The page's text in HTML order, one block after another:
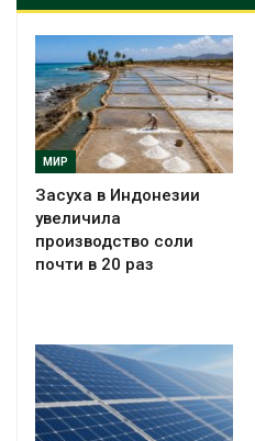
МИР
Засуха в Индонезии
увеличила
производство соли
почти в 20 раз